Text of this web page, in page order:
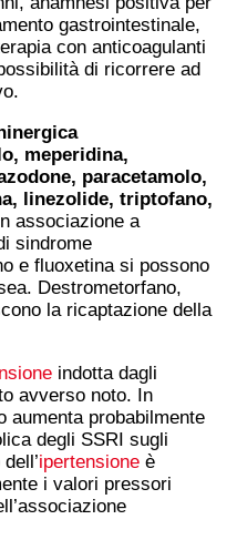
gastrointestinale,
con anticoagulanti
di ricorrere ad
, meperidina,
paracetamolo,
linezolide, triptofano,
associazione a
sindrome
e fluoxetina si possono
Destrometorfano,
la ricaptazione della
indotta dagli
avverso noto. In
aumenta probabilmente
degli SSRI sugli
ipertensione è
i valori pressori